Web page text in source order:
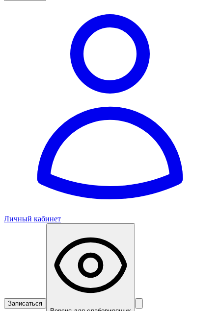
Личный кабинет
Записаться